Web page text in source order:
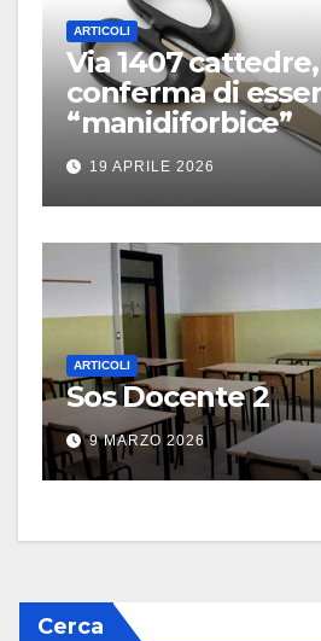
ARTICOLI
Via 1407
conferma di
“manidiforbice”
19 APRILE 2026
ARTICOLI
Sos Docente 2
9 MARZO 2026
Cerca